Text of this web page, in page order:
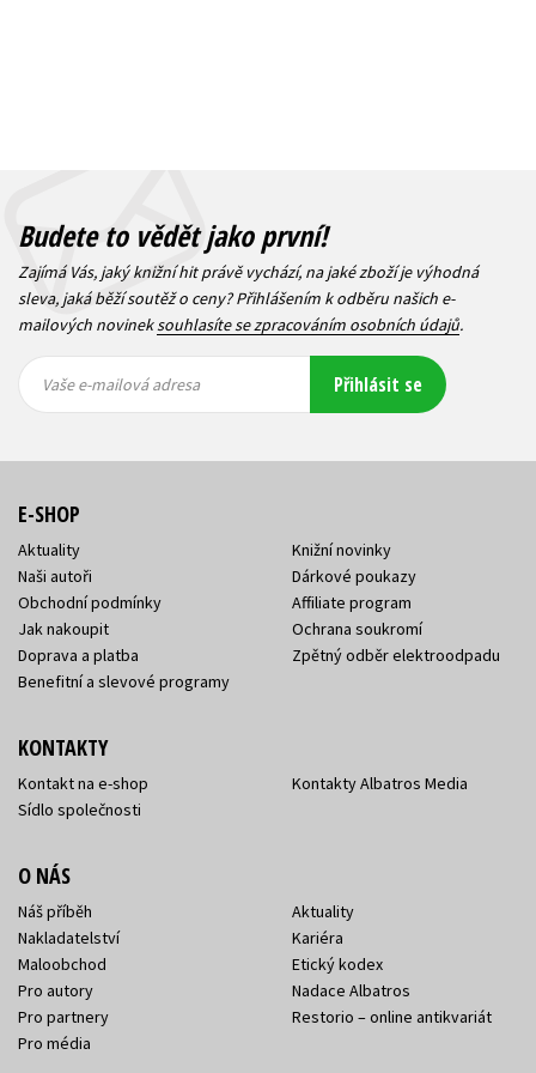
Budete to vědět jako první!
Zajímá Vás, jaký knižní hit právě vychází, na jaké zboží je výhodná
sleva, jaká běží soutěž o ceny? Přihlášením k odběru našich e-
mailových novineksouhlasíte se zpracováním osobních údajů.
mailová
mailová
Vaše e-mailová adresa Přihlásit se
E-SHOP
Aktuality
Naši autoři
Obchodní podmínky
Jak nakoupit
Doprava a platba
Benefitní a slevové programy
Knižní novinky
Dárkové poukazy
Affiliate program
Ochrana soukromí
Zpětný odběr elektroodpadu
KONTAKTY
Kontakt na e-shop
Sídlo společnosti
Kontakty Albatros Media
O NÁS
Náš příběh
Nakladatelství
Maloobchod
Pro autory
Pro partnery
Pro média
Aktuality
Kariéra
Etický kodex
Nadace Albatros
Restorio – online antikvariát